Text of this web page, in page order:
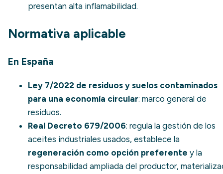
presentan alta inflamabilidad.
Normativa aplicable
En España
Ley 7/2022 de residuos y suelos contaminados
para una economía circular: marco general de
residuos.
Real Decreto 679/2006: regula la gestión de los
aceites industriales usados, establece la
regeneración como opción preferente y la
responsabilidad ampliada del productor,